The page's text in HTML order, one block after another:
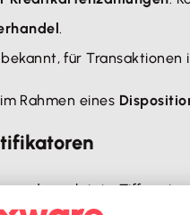
.
bekannt, für Transaktionen
Rahmen eines
, deren letzte Ziffer